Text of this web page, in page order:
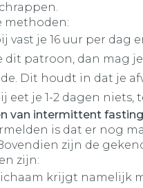
methoden:
vast je 16 uur per
dit patroon, dan mag
Dit houdt in dat je
eet je 1-2 dagen
van intermittent
is dat er nog
zijn de
zijn:
krijgt namelijk